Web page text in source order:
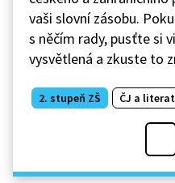
vaši slovní zásobu.
s něčím rady, pusťte si
vysvětlená a zkuste to
2. stupeň ZŠ ČJ a